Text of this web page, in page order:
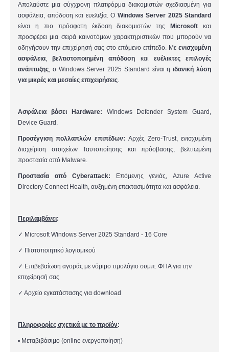
Απολαύστε μια σύγχρονη πλατφόρμα διακομιστών σχεδιασμένη για
ασφάλεια, απόδοση και ευελιξία. Ο Windows Server 2025 Standard
είναι η πιο πρόσφατη έκδοση διακομιστών τηςMicrosoft και
προσφέρει μια σειρά καινοτόμων χαρακτηριστικών που μπορούν να
οδηγήσουν την επιχείρησή σας στο επόμενο επίπεδο. Με ενισχυμένη
ασφάλεια ,βελτιστοποιημένη απόδοση και ευέλικτες επιλογές
ανάπτυξης , ο Windows Server 2025 Standard είναι ηιδανική λύση
για μικρές και μεσαίες επιχειρήσεις
Ασφάλεια βάσει Hardware: Windows Defender System Guard,
Device Guard.
Προσέγγιση πολλαπλών επιπέδων: Αρχές Zero-Trust, ενισχυμένη
διαχείριση στοιχείωνΤαυτοποίησης και πρόσβασης, βελτιωμένη
προστασία από Malware.
Προστασία από Cyberattack: Επόμενης γενιάς , Azure Active
Directory Connect Health, αυξημένη επεκτασιμότητα και ασφάλεια.
Περιλαμβάνει:
✓ Microsoft Windows Server 2025 Standard - 16 Core
✓ Πιστοποιητικό λογισμικού
✓ Επιβεβαίωση αγοράς με νόμιμο τιμολόγιο συμπ. ΦΠΑγια την
επιχείρησή σας
✓ Αρχείο εγκατάστασης για download
Πληροφορίες σχετικά με το προϊόν:
▪ Μεταβιβάσιμο (online ενεργοποίηση)